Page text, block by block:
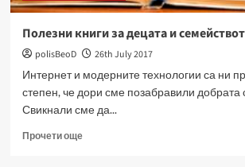
Полезни книги за децата и
polisBeoD
26th July 2017
Интернет и модерните технологии са ни
степен, че дори сме позабравили добрата
Свикнали сме да...
Прочети ощеRead